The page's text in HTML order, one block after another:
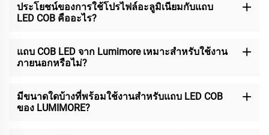
ประโยชน์ของการใช้โปรไฟล์อะลูมิเนียมกับแถบ
LED COB คืออะไร?
แถบ COB LED จาก Lumimore เหมาะสำหรับใช้งาน
ภายนอกหรือไม่?
มีขนาดใดบ้างที่พร้อมใช้งานสำหรับแถบ LED COB
ของ LUMIMORE?